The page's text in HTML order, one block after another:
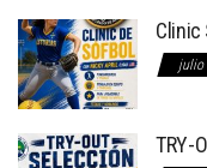
Clinic
julio
TRY-